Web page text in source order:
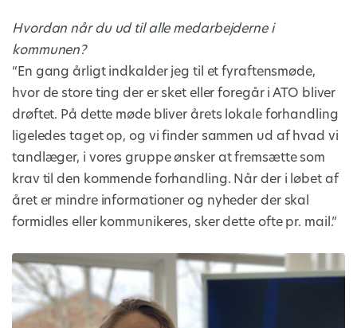
Hvordan når du ud til alle medarbejderne i
kommunen?
“En gang årligt indkalder jeg til et fyraftensmøde,
hvor de store ting der er sket eller foregår i ATO bliver
drøftet. På dette møde bliver årets lokale forhandling
ligeledes taget op, og vi finder sammen ud af hvad vi
tandlæger, i vores gruppe ønsker at fremsætte som
krav til den kommende forhandling. Når der i løbet af
året er mindre informationer og nyheder der skal
formidles eller kommunikeres, sker dette ofte pr. mail.”